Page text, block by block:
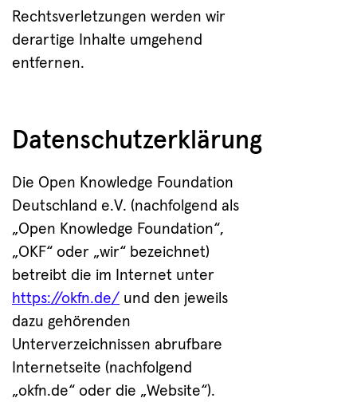
Rechtsverletzungen werden wir
derartige Inhalte umgehend
entfernen.
Datenschutzerklärung
Die Open Knowledge Foundation
Deutschland e.V. (nachfolgend als
„Open Knowledge Foundation“,
„OKF“ oder „wir“ bezeichnet)
betreibt die im Internet unter
https://okfn.de/ und den jeweils
dazu gehörenden
Unterverzeichnissen abrufbare
Internetseite (nachfolgend
„okfn.de“ oder die „Website“).